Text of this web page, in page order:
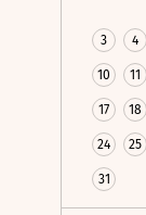
3 4
10 11
17 18
24 25
31